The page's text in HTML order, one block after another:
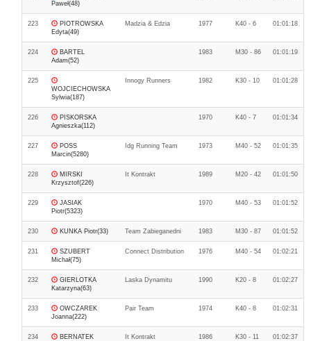
Paweł(48)
223
PIOTROWSKA
Edyta(49)
Madzia & Edzia 1977 K40 - 6 01:01:18
224
BARTEL
Adam(52)
1983 M30 - 86 01:01:19
225
WOJCIECHOWSKA
Sylwia(187)
Innogy Runners 1982 K30 - 10 01:01:28
226
PISKORSKA
Agnieszka(112)
1970 K40 - 7 01:01:34
227
POSS
Marcin(5280)
Idg Running Team 1973 M40 - 52 01:01:35
228
MIRSKI
Krzysztof(226)
It Kontrakt 1989 M20 - 42 01:01:50
229
JASIAK
Piotr(5323)
1970 M40 - 53 01:01:52
230 KUNKA Piotr(33) Team Zabieganedni 1983 M30 - 87 01:01:52
231
SZUBERT
Michał(75)
Connect Distribution 1976 M40 - 54 01:02:21
232
GIERLOTKA
Katarzyna(63)
Laska Dynamitu 1990 K20 - 8 01:02:27
233
OWCZAREK
Joanna(222)
Pair Team 1974 K40 - 8 01:02:31
234
BERNATEK
It Kontrakt 1986 K30 - 11 01:02:37